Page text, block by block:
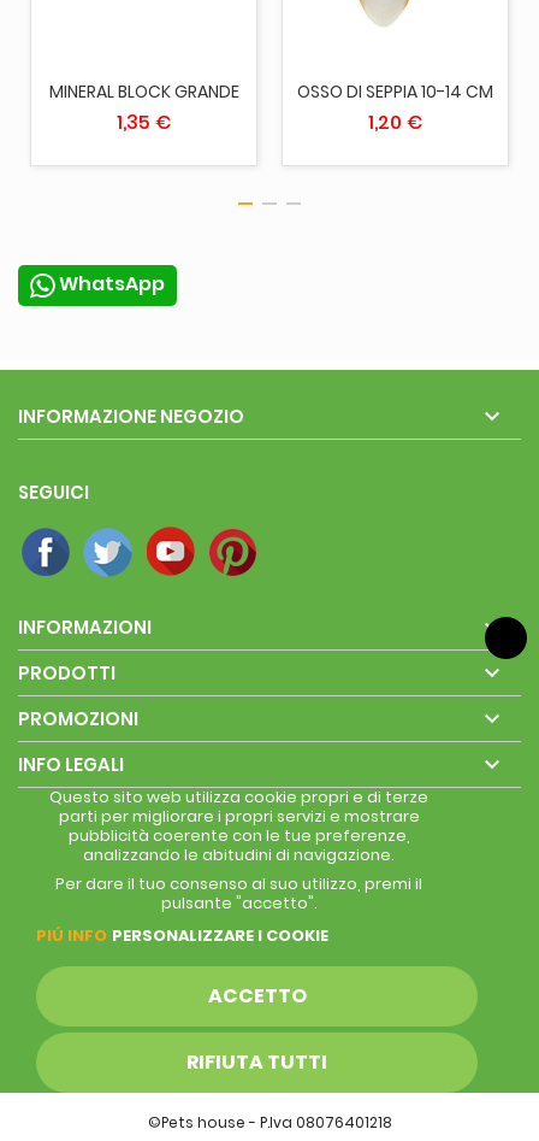
MINERAL BLOCK GRANDE
1,35 €
OSSO DI SEPPIA 10-14 CM
1,20 €
WhatsApp
INFORMAZIONE NEGOZIO 
SEGUICI
INFORMAZIONI 
PRODOTTI 
PROMOZIONI 
INFO LEGALI 
Questo sito web utilizza cookie propri e di terze
parti per migliorare i propri servizi e mostrare
pubblicità coerente con le tue preferenze,
analizzando le abitudini di navigazione.
Per dare il tuo consenso al suo utilizzo, premi il
pulsante "accetto".
PIÚ INFO PERSONALIZZARE I COOKIE
RIFIUTA TUTTI
ACCETTO
©Pets house - P.Iva 08076401218